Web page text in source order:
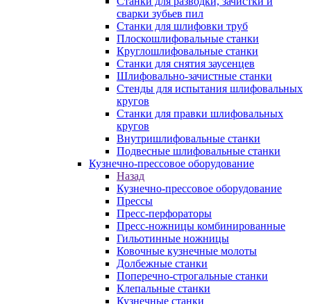
сварки зубьев пил
Станки для шлифовки труб
Плоскошлифовальные станки
Круглошлифовальные станки
Станки для снятия заусенцев
Шлифовально-зачистные станки
Стенды для испытания шлифовальных
кругов
Станки для правки шлифовальных
кругов
Внутришлифовальные станки
Подвесные шлифовальные станки
Кузнечно-прессовое оборудование
Назад
Кузнечно-прессовое оборудование
Прессы
Пресс-перфораторы
Пресс-ножницы комбинированные
Гильотинные ножницы
Ковочные кузнечные молоты
Долбежные станки
Поперечно-строгальные станки
Клепальные станки
Кузнечные станки